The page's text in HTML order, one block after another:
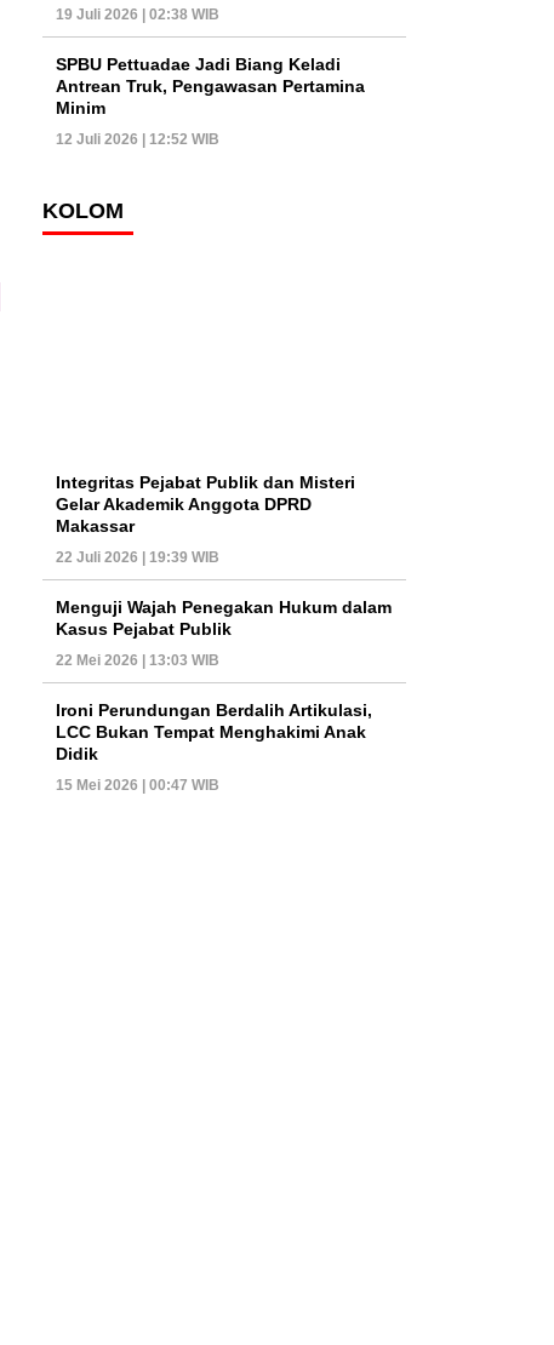
19 Juli 2026 | 02:38 WIB
SPBU Pettuadae Jadi Biang Keladi
Antrean Truk, Pengawasan Pertamina
Minim
12 Juli 2026 | 12:52 WIB
KOLOM
Integritas Pejabat Publik dan Misteri
Gelar Akademik Anggota DPRD
Makassar
22 Juli 2026 | 19:39 WIB
Menguji Wajah Penegakan Hukum dalam
Kasus Pejabat Publik
22 Mei 2026 | 13:03 WIB
Ironi Perundungan Berdalih Artikulasi,
LCC Bukan Tempat Menghakimi Anak
Didik
15 Mei 2026 | 00:47 WIB